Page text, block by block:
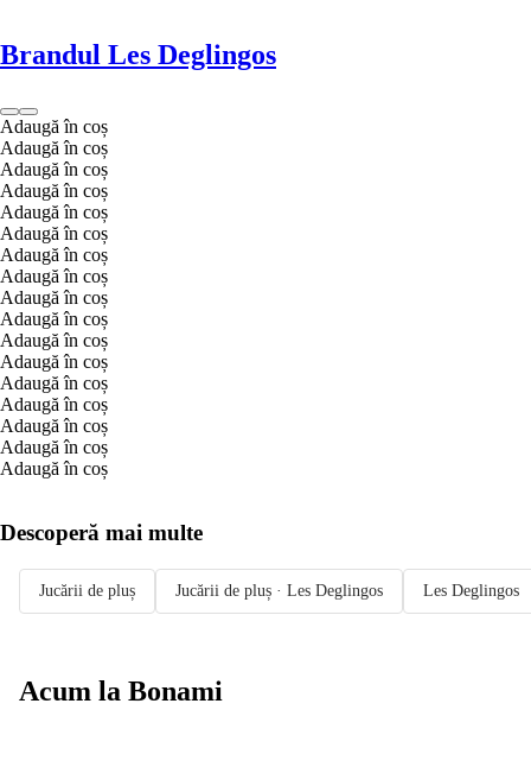
Brandul Les Deglingos
Adaugă în coș
Adaugă în coș
Adaugă în coș
Adaugă în coș
Adaugă în coș
Adaugă în coș
Adaugă în coș
Adaugă în coș
Adaugă în coș
Adaugă în coș
Adaugă în coș
Adaugă în coș
Adaugă în coș
Adaugă în coș
Adaugă în coș
Adaugă în coș
Adaugă în coș
Descoperă mai multe
Jucării de pluș Jucării de pluș · Les Deglingos Les Deglingos
Acum la Bonami